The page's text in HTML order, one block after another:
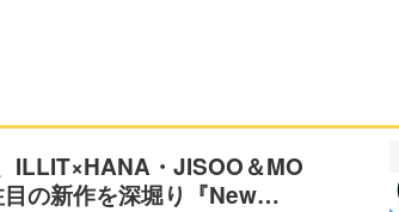
ILLIT×HANA・JISOO＆MO
の新作を深堀り『New…